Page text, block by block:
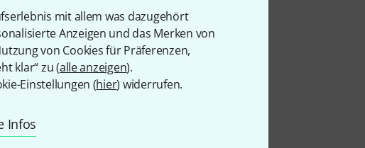
mit allem was dazugehört
Anzeigen und das Merken von
von Cookies für Präferenzen,
klar“ zu (alle anzeigen).
Einstellungen (hier) widerrufen.
Infos